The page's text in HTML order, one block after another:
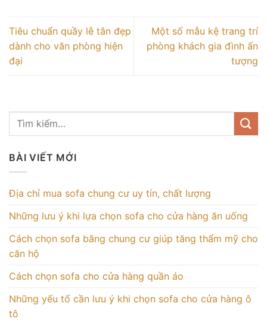
Tiêu chuẩn quầy lễ tân đẹp
dành cho văn phòng hiện
đại
Một số mẫu kệ trang trí
phòng khách gia đình ấn
tượng
BÀI VIẾT MỚI
Địa chỉ mua sofa chung cư uy tín, chất lượng
Những lưu ý khi lựa chọn sofa cho cửa hàng ăn uống
Cách chọn sofa băng chung cư giúp tăng thẩm mỹ cho
căn hộ
Cách chọn sofa cho cửa hàng quần áo
Những yếu tố cần lưu ý khi chọn sofa cho cửa hàng ô
tô